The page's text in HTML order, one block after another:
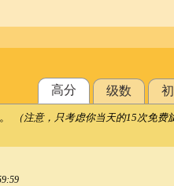
高分 级数
（注意，只考虑你当天的15次免费